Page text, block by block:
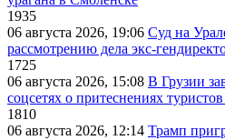
1935
06 августа 2026, 19:06 Суд на
рассмотрению дела экс-
1725
06 августа 2026, 15:08 В Грузии
соцсетях о притеснениях
1810
06 августа 2026, 12:14 Трамп